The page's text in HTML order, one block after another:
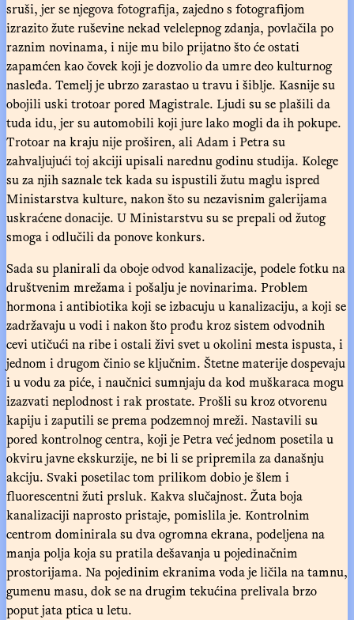
sruši, jer se njegova fotografija, zajedno s fotografijom
izrazito žute ruševine nekad velelepnog zdanja, povlačila po
raznim novinama, i nije mu bilo prijatno što će ostati
zapamćen kao čovek koji je dozvolio da umre deo kulturnog
nasleđa. Temelj je ubrzo zarastao u travu i šiblje. Kasnije su
obojili uski trotoar pored Magistrale. Ljudi su se plašili da
tuda idu, jer su automobili koji jure lako mogli da ih pokupe.
Trotoar na kraju nije proširen, ali Adam i Petra su
zahvaljujući toj akciji upisali narednu godinu studija. Kolege
su za njih saznale tek kada su ispustili žutu maglu ispred
Ministarstva kulture, nakon što su nezavisnim galerijama
uskraćene donacije. U Ministarstvu su se prepali od žutog
smoga i odlučili da ponove konkurs.
Sada su planirali da oboje odvod kanalizacije, podele fotku na
društvenim mrežama i pošalju je novinarima. Problem
hormona i antibiotika koji se izbacuju u kanalizaciju, a koji se
zadržavaju u vodi i nakon što prođu kroz sistem odvodnih
cevi utičući na ribe i ostali živi svet u okolini mesta ispusta, i
jednom i drugom činio se ključnim. Štetne materije dospevaju
i u vodu za piće, i naučnici sumnjaju da kod muškaraca mogu
izazvati neplodnost i rak prostate. Prošli su kroz otvorenu
kapiju i zaputili se prema podzemnoj mreži. Nastavili su
pored kontrolnog centra, koji je Petra već jednom posetila u
okviru javne ekskurzije, ne bi li se pripremila za današnju
akciju. Svaki posetilac tom prilikom dobio je šlem i
fluorescentni žuti prsluk. Kakva slučajnost. Žuta boja
kanalizaciji naprosto pristaje, pomislila je. Kontrolnim
centrom dominirala su dva ogromna ekrana, podeljena na
manja polja koja su pratila dešavanja u pojedinačnim
prostorijama. Na pojedinim ekranima voda je ličila na tamnu,
gumenu masu, dok se na drugim tekućina prelivala brzo
poput jata ptica u letu.